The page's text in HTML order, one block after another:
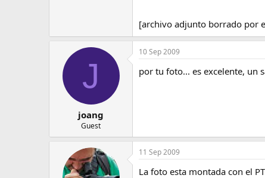
[archivo adjunto borrado por
J
joang
Guest
10 Sep 2009
por tu foto... es excelente, un
11 Sep 2009
La foto esta montada con el